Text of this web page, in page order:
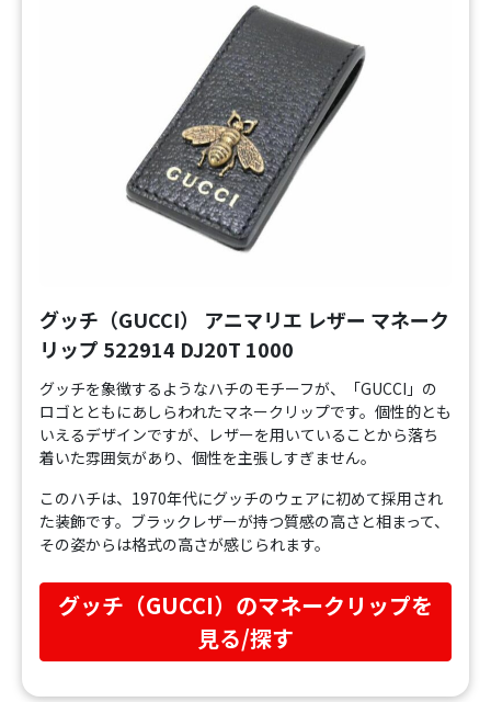
グッチ（GUCCI） アニマリエ レザー マネーク
リップ 522914 DJ20T 1000
グッチを象徴するようなハチのモチーフが、「GUCCI」の
ロゴとともにあしらわれたマネークリップです。個性的とも
いえるデザインですが、レザーを用いていることから落ち
着いた雰囲気があり、個性を主張しすぎません。
このハチは、1970年代にグッチのウェアに初めて採用され
た装飾です。ブラックレザーが持つ質感の高さと相まって、
その姿からは格式の高さが感じられます。
グッチ（GUCCI）のマネークリップを
見る/探す